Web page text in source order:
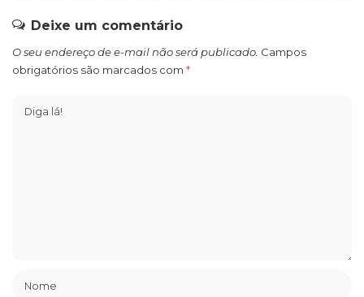
Deixe um comentário
O seu endereço de e-mail não será publicado. Campos
obrigatórios são marcados com *